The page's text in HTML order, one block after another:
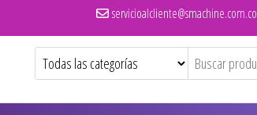
servicioalcliente@smachine.com.co